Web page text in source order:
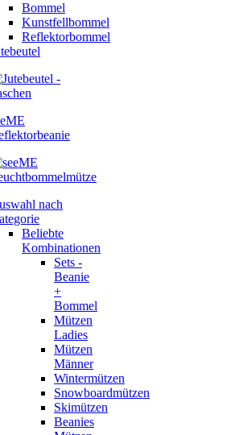
Bommel
Kunstfellbommel
Reflektorbommel
nach
Beliebte
Kombinationen
Sets -
Beanie
+
Bommel
Mützen
Ladies
Mützen
Männer
Wintermützen
Snowboardmützen
Skimützen
Beanies